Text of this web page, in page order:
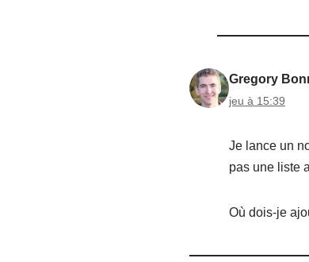
Gregory
jeu à 15:39
Je lance un
pas une liste
Où dois-je